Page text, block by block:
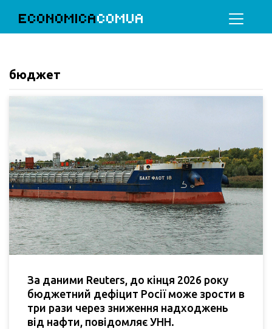
ECONOMICACOMUA
бюджет
За даними Reuters, до кінця 2026 року
бюджетний дефіцит Росії може зрости в
три рази через зниження надходжень
від нафти, повідомляє УНН.